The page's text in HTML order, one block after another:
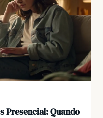
Presencial: Quando